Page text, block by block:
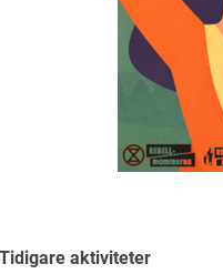
Tidigare aktiviteter